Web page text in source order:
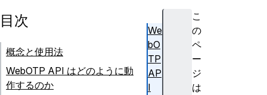
こ
の
ペ
ー
ジ
は
目次
概念と使用法
WebOTP API はどのように動
作するのか
We
bO
TP
AP
I